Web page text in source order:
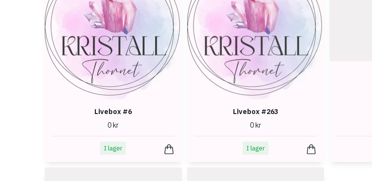
Livebox #6
0 kr
I lager
Livebox #263
0 kr
I lager